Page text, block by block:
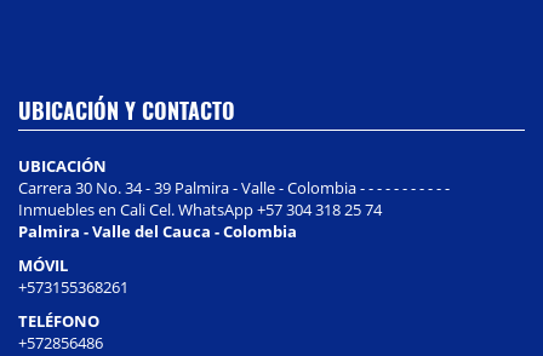
UBICACIÓN Y CONTACTO
UBICACIÓN
Carrera 30 No. 34 - 39 Palmira - Valle - Colombia - - - - - - - - - - -
Inmuebles en Cali Cel. WhatsApp +57 304 318 25 74
Palmira - Valle del Cauca - Colombia
MÓVIL
+573155368261
TELÉFONO
+572856486